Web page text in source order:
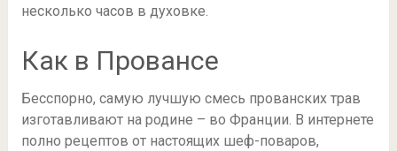
несколько часов в духовке.
Как в Провансе
Бесспорно, самую лучшую смесь прованских трав
изготавливают на родине – во Франции. В интернете
полно рецептов от настоящих шеф-поваров,